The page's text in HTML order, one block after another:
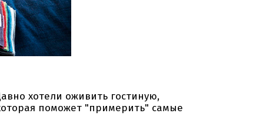
хотели оживить гостиную,
поможет "примерить" самые